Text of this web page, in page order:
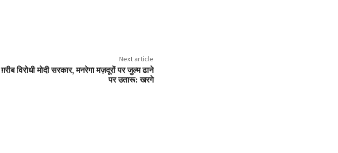
Next article
ग़रीब विरोधी मोदी सरकार, मनरेगा मज़दूरों पर जुल्म ढाने
पर उतारू: खरगे